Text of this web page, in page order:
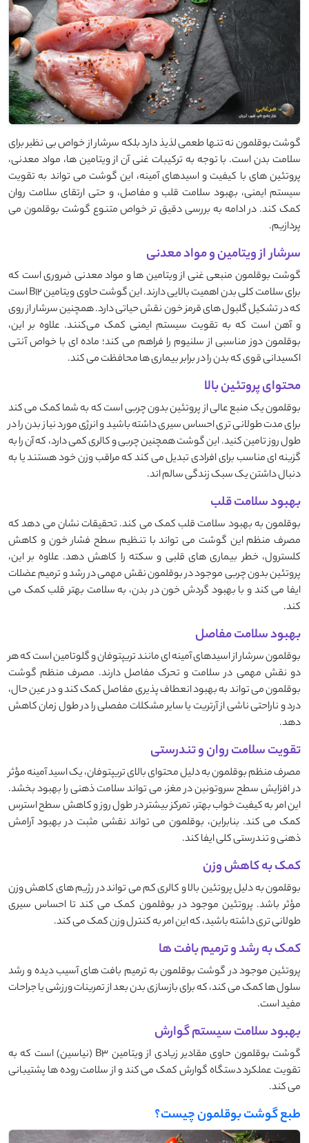
گوشت بوقلمون نه تنها طعمی لذیذ دارد بلکه سرشار از خواص بی ‌نظیر برای
سلامت بدن است. با توجه به ترکیبات غنی آن از ویتامین ‌ها، مواد معدنی،
پروتئین ‌های با کیفیت و اسیدهای آمینه، این گوشت می ‌تواند به تقویت
سیستم ایمنی، بهبود سلامت قلب و مفاصل، و حتی ارتقای سلامت روان
کمک کند. در ادامه به بررسی دقیق ‌تر خواص متنوع گوشت بوقلمون می
‌پردازیم.
سرشار از ویتامین و مواد معدنی
گوشت بوقلمون منبعی غنی از ویتامین ‌ها و مواد معدنی ضروری است که
برای سلامت کلی بدن اهمیت بالایی دارند. این گوشت حاوی ویتامین B12 است
که در تشکیل گلبول ‌های قرمز خون نقش حیاتی دارد. همچنین سرشار از روی
و آهن است که به تقویت سیستم ایمنی کمک می‌کنند. علاوه بر این،
بوقلمون دوز مناسبی از سلنیوم را فراهم می‌ کند؛ ماده ‌ای با خواص آنتی
‌اکسیدانی قوی که بدن را در برابر بیماری ‌ها محافظت می ‌کند.
محتوای پروتئین بالا
بوقلمون یک منبع عالی از پروتئین بدون چربی است که به شما کمک می ‌کند
برای مدت طولانی ‌تری احساس سیری داشته باشید و انرژی مورد نیاز بدن را در
طول روز تامین کنید. این گوشت همچنین چربی و کالری کمی دارد، که آن را به
گزینه ‌ای مناسب برای افرادی تبدیل می ‌کند که مراقب وزن خود هستند یا به
دنبال داشتن یک سبک زندگی سالم ‌اند.
بهبود سلامت قلب
بوقلمون به بهبود سلامت قلب کمک می ‌کند. تحقیقات نشان می ‌دهد که
مصرف منظم این گوشت می ‌تواند با تنظیم سطح فشار خون و کاهش
کلسترول، خطر بیماری‌ های قلبی و سکته را کاهش دهد. علاوه بر این،
پروتئین بدون چربی موجود در بوقلمون نقش مهمی در رشد و ترمیم عضلات
ایفا می‌ کند و با بهبود گردش خون در بدن، به سلامت بهتر قلب کمک می
‌کند.
بهبود سلامت مفاصل
بوقلمون سرشار از اسیدهای آمینه ‌ای مانند تریپتوفان و گلوتامین است که هر
دو نقش مهمی در سلامت و تحرک مفاصل دارند. مصرف منظم گوشت
بوقلمون می ‌تواند به بهبود انعطاف ‌پذیری مفاصل کمک کند و در عین حال،
درد و ناراحتی ناشی از آرتریت یا سایر مشکلات مفصلی را در طول زمان کاهش
دهد.
تقویت سلامت روان و تندرستی
مصرف منظم بوقلمون به دلیل محتوای بالای تریپتوفان، یک اسید آمینه مؤثر
در افزایش سطح سروتونین در مغز، می‌ تواند سلامت ذهنی را بهبود بخشد.
این امر به کیفیت خواب بهتر، تمرکز بیشتر در طول روز و کاهش سطح استرس
کمک می‌ کند. بنابراین، بوقلمون می ‌تواند نقشی مثبت در بهبود آرامش
ذهنی و تندرستی کلی ایفا کند.
کمک به کاهش وزن
بوقلمون به دلیل پروتئین بالا و کالری کم می ‌تواند در رژیم ‌های کاهش وزن
مؤثر باشد. پروتئین موجود در بوقلمون کمک می ‌کند تا احساس سیری
طولانی ‌تری داشته باشید، که این امر به کنترل وزن کمک می‌ کند.
کمک به رشد و ترمیم بافت ها
پروتئین موجود در گوشت بوقلمون به ترمیم بافت ‌های آسیب ‌دیده و رشد
سلول ‌ها کمک می ‌کند، که برای بازسازی بدن بعد از تمرینات ورزشی یا جراحات
مفید است.
بهبود سلامت سیستم گوارش
گوشت بوقلمون حاوی مقادیر زیادی از ویتامین B3 (نیاسین) است که به
تقویت عملکرد دستگاه گوارش کمک می ‌کند و از سلامت روده ‌ها پشتیبانی
می ‌کند.
طبع گوشت بوقلمون چیست؟